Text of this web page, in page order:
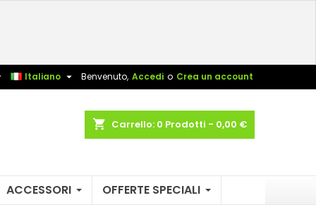
Benvenuto, Accedi o Crea un account
Italiano 
shopping_cart Carrello: 0 Prodotti - 0,00 €
ACCESSORI OFFERTE SPECIALI